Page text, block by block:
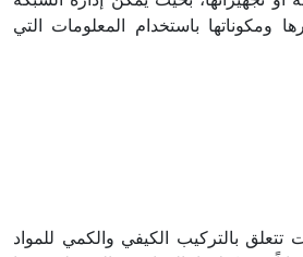
ومكوناتها باستخدام المعلومات التي
بالتركيب الكيفي والكمي للمواد